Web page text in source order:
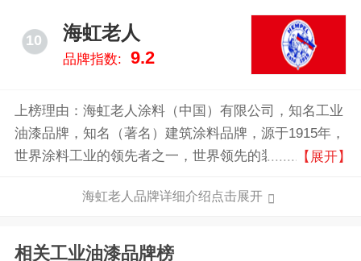
10 海虹老人
品牌指数: 9.2
上榜理由：海虹老人涂料（中国）有限公司，知名工业
油漆品牌，知名（著名）建筑涂料品牌，源于1915年，
世界涂料工业的领先者之一，世界领先的装饰漆、工业
行业中业绩最为出众的公司之一。
【展开】
海虹老人品牌详细介绍点击展开
相关工业油漆品牌榜